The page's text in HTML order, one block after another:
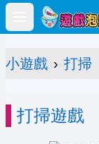
Open main
小遊戲 › 打掃
打掃遊戲